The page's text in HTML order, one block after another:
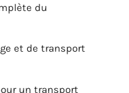
du
et de transport
un transport